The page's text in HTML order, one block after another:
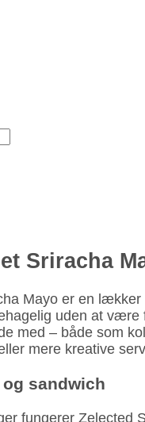
Sriracha
Mayo er en
uden at
med – både som
mere kreative
sandwich
fungerer Zelected